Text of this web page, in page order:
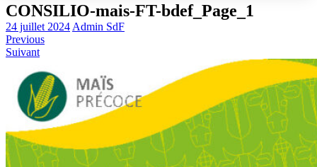
CONSILIO-mais-FT-bdef_Page_1
24 juillet 2024 Admin SdF
Previous
Suivant